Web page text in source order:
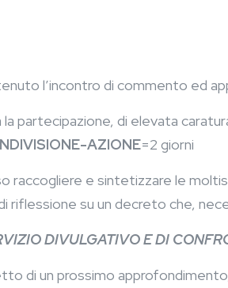
l’incontro di commento ed
partecipazione, di elevata
AZIONE=2 giorni
raccogliere e sintetizzare le
riflessione su un decreto che,
DIVULGATIVO E DI
di un prossimo